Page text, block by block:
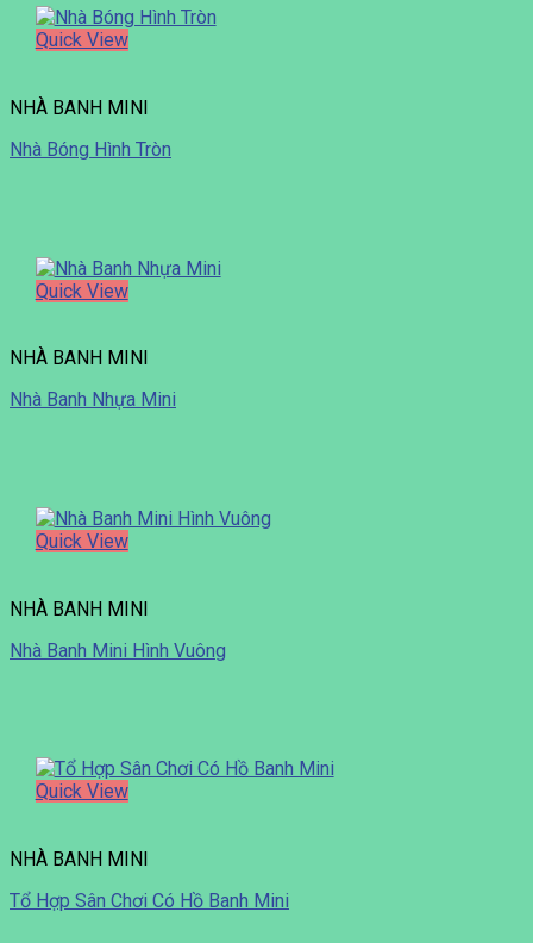
Quick View
NHÀ BANH MINI
Nhà Bóng Hình Tròn
Quick View
NHÀ BANH MINI
Nhà Banh Nhựa Mini
Quick View
NHÀ BANH MINI
Nhà Banh Mini Hình Vuông
Quick View
NHÀ BANH MINI
Tổ Hợp Sân Chơi Có Hồ Banh Mini